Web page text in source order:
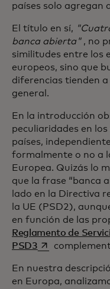
países solo agregan
El título en sí,
banca abierta", no
similitudes entre los
europeos, sino que
diferencias tienden
general.
En la introducción
peculiaridades en
países,
formalmente o no a
Europea. Quizás lo
que la frase “banca
lado en la Directiva
la UE (PSD2),
en función de las
Reglamento de
PSD3se abre en una
En nuestra
en Europa,